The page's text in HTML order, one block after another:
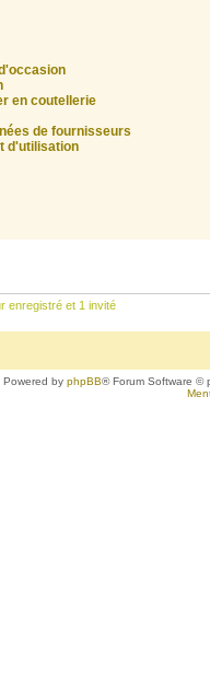
en coutellerie
de fournisseurs
d'utilisation
enregistré et 1 invité
Powered byphpBB® Forum Software ©